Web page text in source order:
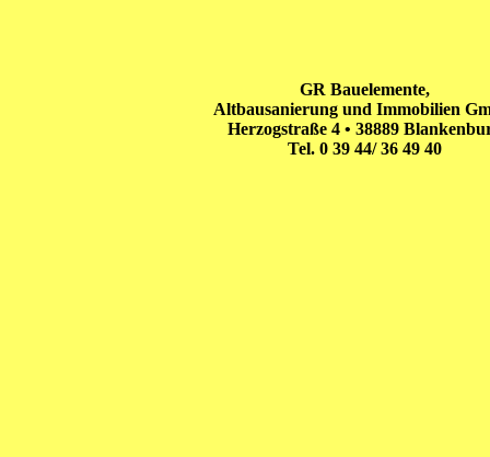
GR Bauelemente,
Altbausanierung und Immobilien
Herzogstraße 4 • 38889
Tel. 0 39 44/ 36 49 40